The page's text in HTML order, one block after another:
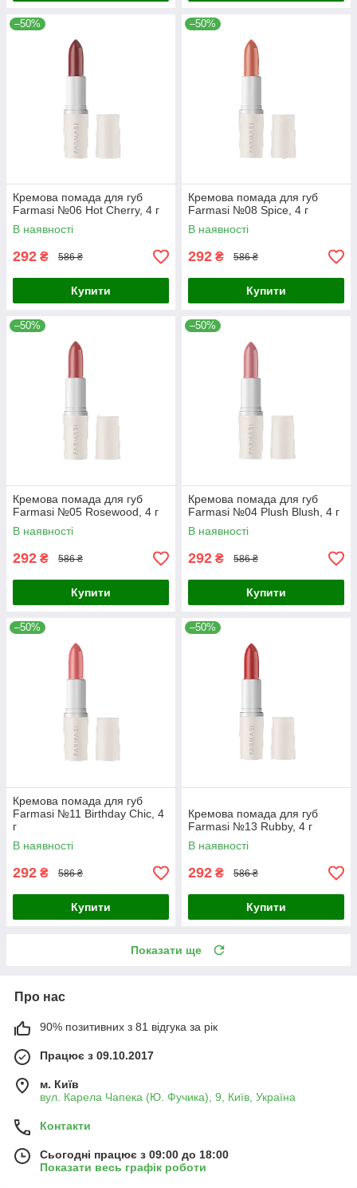
–50%
Кремова помада для губ
Farmasi №06 Hot Cherry, 4 г
В наявності
292 ₴ 586 ₴
Купити
–50%
Кремова помада для губ
Farmasi №08 Spice, 4 г
В наявності
292 ₴ 586 ₴
Купити
–50%
Кремова помада для губ
Farmasi №05 Rosewood, 4 г
В наявності
292 ₴ 586 ₴
Купити
–50%
Кремова помада для губ
Farmasi №04 Plush Blush, 4 г
В наявності
292 ₴ 586 ₴
Купити
–50%
Кремова помада для губ
Farmasi №11 Birthday Chic, 4
г
В наявності
292 ₴ 586 ₴
Купити
–50%
Кремова помада для губ
Farmasi №13 Rubby, 4 г
В наявності
292 ₴ 586 ₴
Купити
Показати ще
Про нас
90% позитивних з 81 відгука за рік
Працює з 09.10.2017
м. Київ
вул. Карела Чапека (Ю. Фучика), 9, Київ, Україна
Контакти
Сьогодні працює з 09:00 до 18:00
Показати весь графік роботи